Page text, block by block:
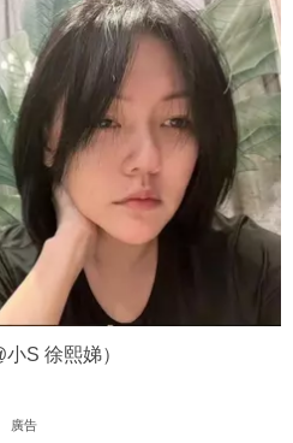
S 徐熙娣）
廣告